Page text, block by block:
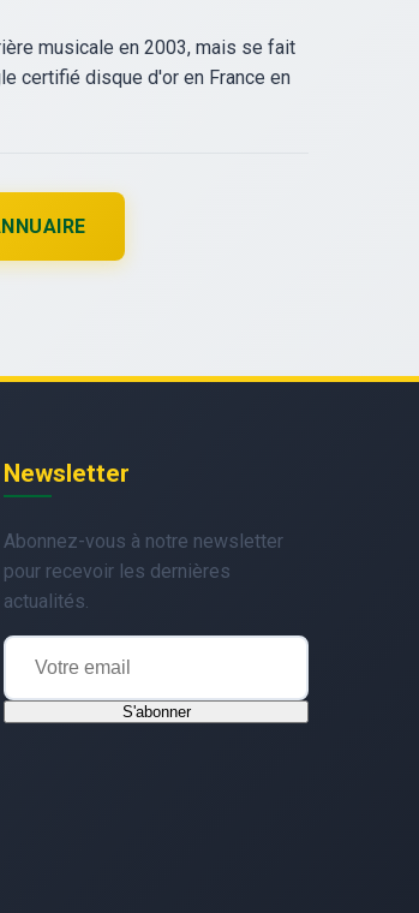
musicale en 2003, mais se fait
certifié disque d'or en France en
Newsletter
Abonnez-vous à notre newsletter
pour recevoir les dernières
actualités.
S'abonner